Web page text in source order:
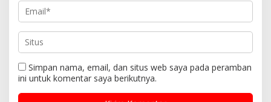
Simpan nama, email, dan situs web saya pada peramban
ini untuk komentar saya berikutnya.